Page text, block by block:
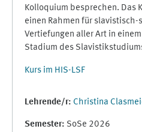
Kolloquium besprechen. Das
einen Rahmen für
Vertiefungen aller Art in
Stadium des
Kurs im HIS-LSF
Lehrende/r: Christina
Semester: SoSe 2026